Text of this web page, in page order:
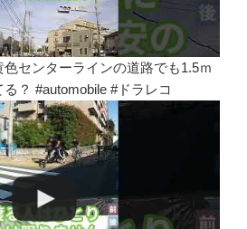
色センターラインの道路でも1.5ｍ
？ #automobile #ドラレコ